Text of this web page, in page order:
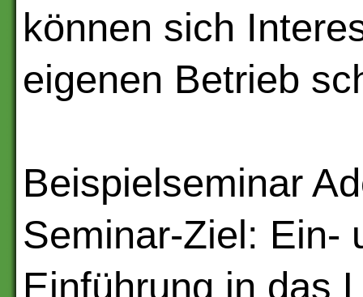
können sich
eigenen Betrieb
Beispielseminar
Seminar-Ziel: Ein-
Einführung in das